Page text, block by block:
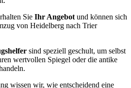
Sie Ihr Angebot und können sich
von Heidelberg nach Trier
sind speziell geschult, um selbst
wertvollen Spiegel oder die antike
wissen wir, wie entscheidend eine